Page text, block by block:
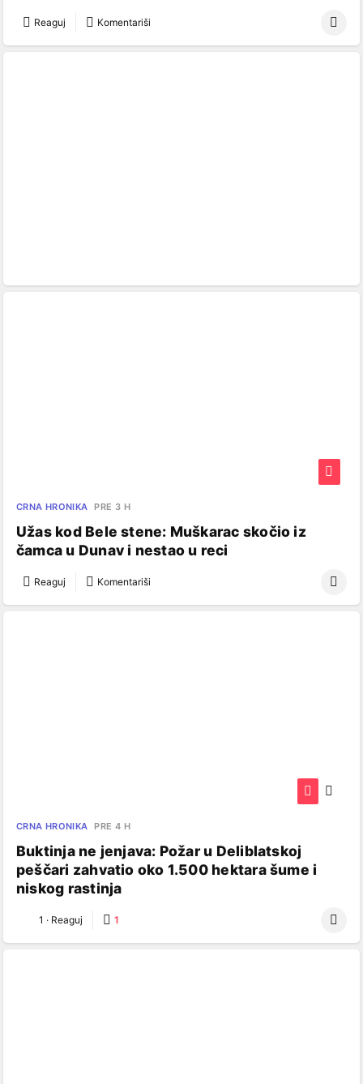
Reaguj Komentariši
CRNA HRONIKA PRE 3 H
Užas kod Bele stene: Muškarac skočio iz
čamca u Dunav i nestao u reci
Reaguj Komentariši
CRNA HRONIKA PRE 4 H
Buktinja ne jenjava: Požar u Deliblatskoj
peščari zahvatio oko 1.500 hektara šume i
niskog rastinja
1 · Reaguj 1